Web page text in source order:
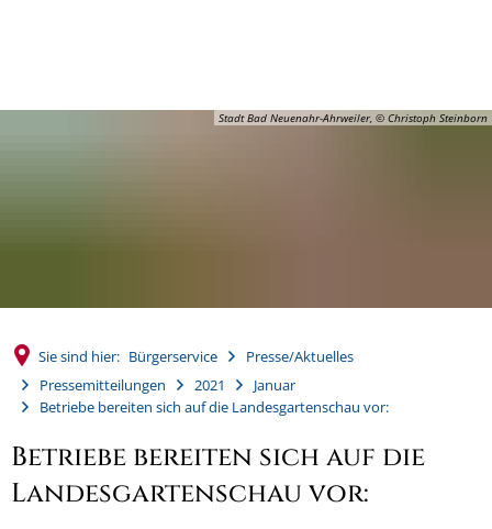
Stadt Bad Neuenahr-Ahrweiler, © Christoph Steinborn
Sie sind hier: Bürgerservice
Presse/Aktuelles
Pressemitteilungen
2021
Januar
Betriebe bereiten sich auf die Landesgartenschau vor:
Betriebe bereiten sich auf die
Landesgartenschau vor: